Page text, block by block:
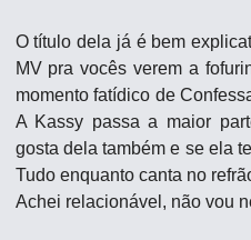
O título dela já é bem
MV pra vocês verem a
momento fatídico de
A Kassy passa a maior
gosta dela também e se ela
Tudo enquanto canta no
Achei relacionável, não vou